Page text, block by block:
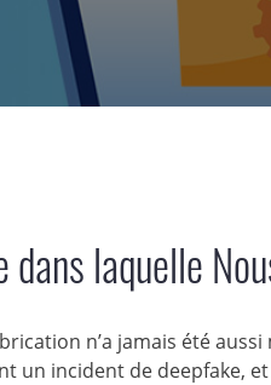
laquelle
n’a jamais été
un incident de deepfake,